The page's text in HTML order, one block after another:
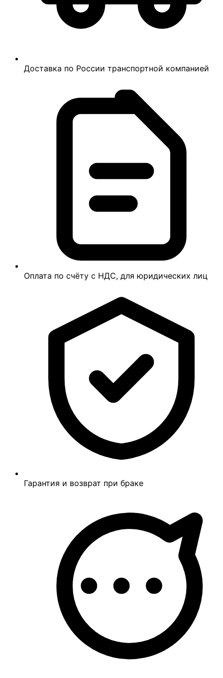
Доставка по России транспортной компанией
Оплата по счёту с НДС, для юридических лиц
Гарантия и возврат при браке